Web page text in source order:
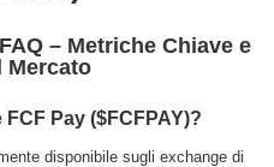
– Metriche Chiave e
Mercato
Pay ($FCFPAY)?
disponibile sugli exchange di